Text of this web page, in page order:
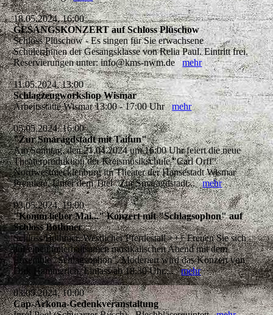
18.05.2024, 16:00
GESANGSKONZERT auf Schloss Plüschow
Schloss Plüschow - Es singen für Sie erwachsene
Schüler:Innen der Gesangsklasse von Relia Paul. Eintritt frei.
Reservierungen unter: info@kms-nwm.demehr
11.05.2024, 13:00
Schlagzeugworkshop Wismar
Arbeitsstätte Wismar 13:00 - 17:00 Uhrmehr
05.05.2024, 16:00
"Zur Smaragdstadt mit Taifun"
Am Sonntag, den 21.04.2024 um 16:00 Uhr feiert die neue
Theaterproduktion der Kreismusikschule "Carl Orff"
Nordwestmecklenburg im Theater der Hansestadt Wismar
Premiere. Unter dem Titel "Zur Smaragdstadt...mehr
03.05.2024, 19:00
"Komm lieber Mai..." Konzert mit "Schlagsophon" auf
Schloss Bothmer
Schloss Bothmer, Westlicher Pferdestall +++ Freuen Sie sich
auf einen unterhaltsamen musikalischen Abend mit dem
Ensemble "Schlagsophon". Moderiert wird das Konzert von
Dirk Hammerich. Einlass ab 18.30 Uhr,...mehr
03.05.2024, 10:00
Cap-Arkona-Gedenkveranstaltung